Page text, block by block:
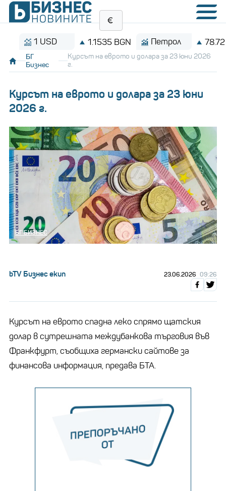
1 USD 1.1535 BGN Петрол 78.72 $/
БГ
Бизнес
Курсът на еврото и долара за 23 юни 2026
г.
Курсът на еврото и долара за 23 юни
2026 г.
БГ БИЗНЕС
bTV Бизнес екип 23.06.2026 09:26
Курсът на еврото спадна леко спрямо щатския
долар в сутрешната междубанкова търговия във
Франкфурт, съобщиха германски сайтове за
финансова информация, предава БТА.